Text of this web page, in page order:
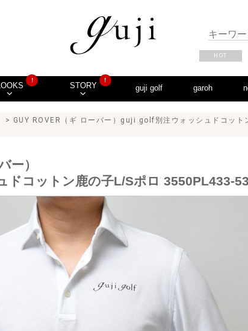
HOT
LOOKS
!
STORY
!
guji golf garoh
> GUY ROVER（ギ ローバー）guji golf別注ウォッシュドコッ